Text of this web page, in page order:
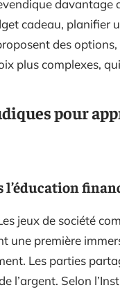
davantage
cadeau, planifier
des
plus complexes,
pour
l’éducation
jeux de société
une première
Les parties
l’argent. Selon